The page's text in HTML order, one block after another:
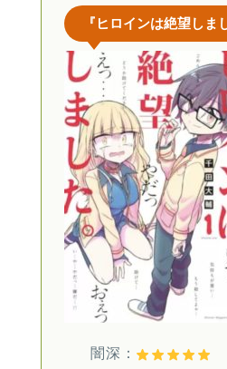
『ヒロインは絶望しま
闇深：